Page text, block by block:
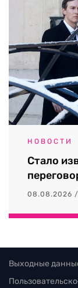
НОВОСТИ
Стало
08.08.2026 /
Выходные